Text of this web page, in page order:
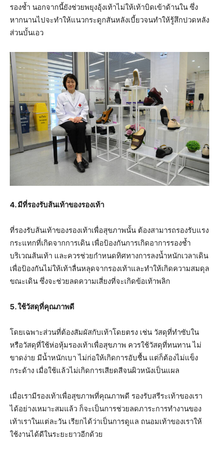
รองช้ำ นอกจากนี้ยังช่วยพยุงอุ้งเท้าไม่ให้เท้าบิดเข้าด้านใน ซึ่ง
หากนานไปจะทำให้แนวกระดูกสันหลังเบี้ยวจนทำให้รู้สึกปวดหลัง
ส่วนบั้นเอว
4. มีที่รองรับส้นเท้าของรองเท้า
ที่รองรับส้นเท้าของรองเท้าเพื่อสุขภาพนั้น ต้องสามารถรองรับแรง
กระแทกที่เกิดจากการเดิน เพื่อป้องกันการเกิดอาการรองช้ำ
บริเวณส้นเท้า และควรช่วยกำหนดทิศทางการลงน้ำหนักเวลาเดิน
เพื่อป้องกันไม่ให้เท้าลื่นหลุดจากรองเท้าและทำให้เกิดความสมดุล
ขณะเดิน ซึ่งจะช่วยลดความเสี่ยงที่จะเกิดข้อเท้าพลิก
5. ใช้วัสดุที่คุณภาพดี
โดยเฉพาะส่วนที่ต้องสัมผัสกับเท้าโดยตรง เช่น วัสดุที่ทำซับใน
หรือวัสดุที่ใช้ห่อหุ้มรองเท้าเพื่อสุขภาพ ควรใช้วัสดุที่ทนทาน ไม่
ขาดง่าย มีน้ำหนักเบา ไม่ก่อให้เกิดการอับชื้น แต่ก็ต้องไม่แข็ง
กระด้าง เมื่อใช้แล้วไม่เกิดการเสียดสีจนผิวหนังเป็นแผล
เมื่อเรามีรองเท้าเพื่อสุขภาพที่คุณภาพดี รองรับสรีระเท้าของเรา
ได้อย่างเหมาะสมแล้ว ก็จะเป็นการช่วยลดภาระการทำงานของ
เท้าเราในแต่ละวัน เรียกได้ว่าเป็นการดูแล ถนอมเท้าของเราให้
ใช้งานได้ดีในระยะยาวอีกด้วย